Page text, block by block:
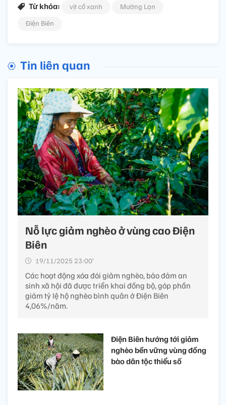
Từ khóa: vịt cổ xanh
Mường Lạn
Điện Biên
Tin liên quan
Nỗ lực giảm nghèo ở vùng cao Điện
Biên
19/11/2025 23:00’
Các hoạt động xóa đói giảm nghèo, bảo đảm an
sinh xã hội đã được triển khai đồng bộ, góp phần
giảm tỷ lệ hộ nghèo bình quân ở Điện Biên
4,06%/năm.
Điện Biên hướng tới giảm
nghèo bền vững vùng đồng
bào dân tộc thiểu số